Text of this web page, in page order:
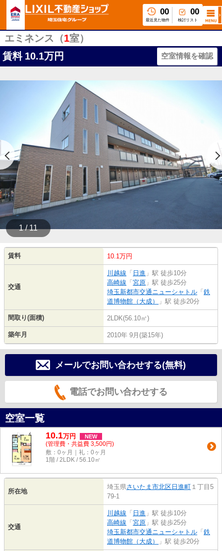
00
最近見た物件
00
検討リスト
エミネンス（1室）
賃料 10.1万円 空室情報を確認
1 / 11
賃料 10.1万円
交通
川越線 「 日進 」駅 徒歩10分
高崎線 「宮原 」駅 徒歩25分
埼玉新都市交通ニューシャトル 「鉄
道博物館（大成）
」駅 徒歩20分
間取り(面積) 2LDK(56.10㎡)
築年月 2010年 9月(築15年)
メールでお問い合わせする(無料)
電話でお問い合わせする
空室一覧
10.1万円 NEW
(管理費・共益費 3,500円)
敷：0ヶ月｜礼：0ヶ月
1階 / 2LDK / 56.10㎡
所在地
埼玉県さいたま市北区日進町 １丁目5
79-1
交通
川越線 「 日進 」駅 徒歩10分
高崎線 「宮原 」駅 徒歩25分
埼玉新都市交通ニューシャトル 「鉄
道博物館（大成）
」駅 徒歩20分